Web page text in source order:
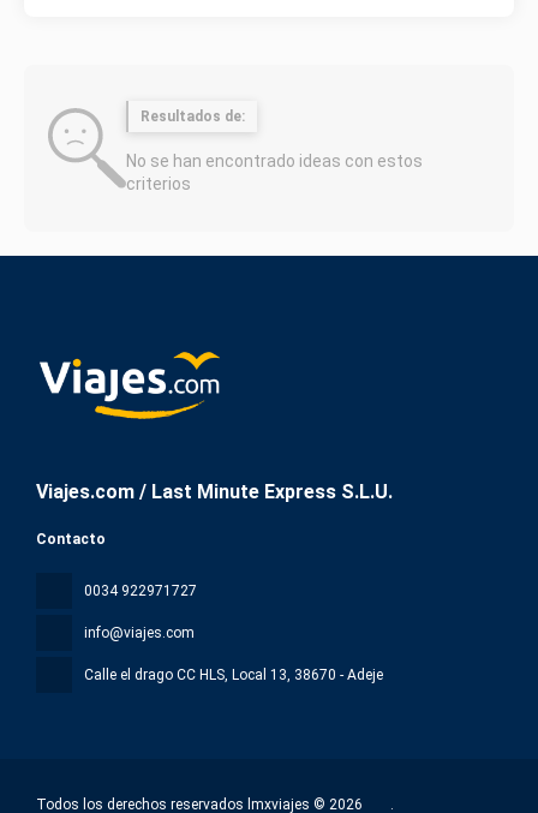
Resultados de:
No se han encontrado ideas con estos
criterios
Viajes.com / Last Minute Express S.L.U.
Contacto
0034 922971727
info@viajes.com
Calle el drago CC HLS, Local 13, 38670 - Adeje
Todos los derechos reservados lmxviajes © 2026 .